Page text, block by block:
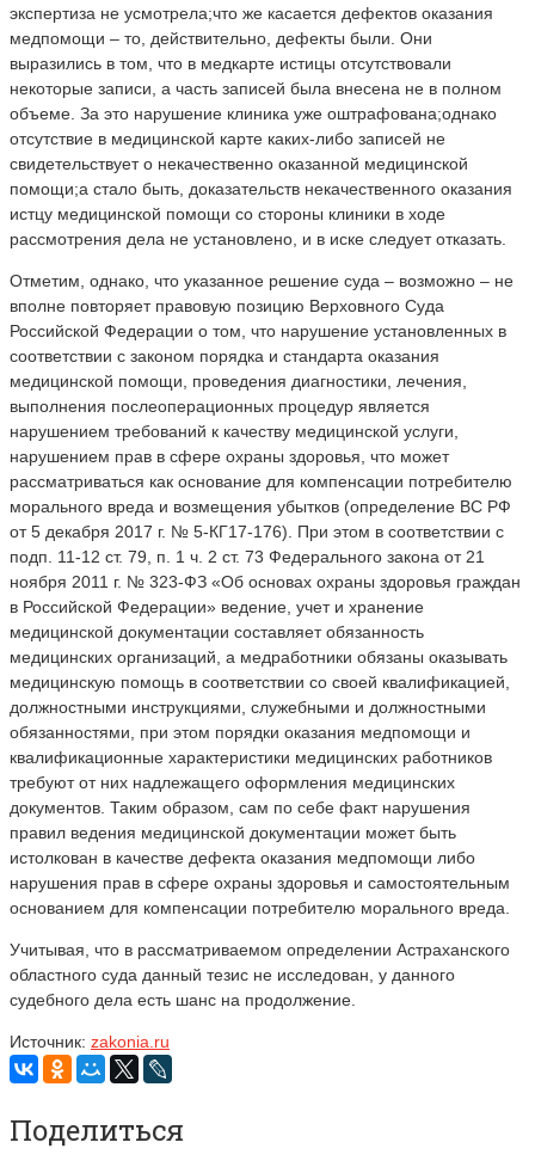
экспертиза не усмотрела;что же касается дефектов оказания
медпомощи – то, действительно, дефекты были. Они
выразились в том, что в медкарте истицы отсутствовали
некоторые записи, а часть записей была внесена не в полном
объеме. За это нарушение клиника уже оштрафована;однако
отсутствие в медицинской карте каких-либо записей не
свидетельствует о некачественно оказанной медицинской
помощи;а стало быть, доказательств некачественного оказания
истцу медицинской помощи со стороны клиники в ходе
рассмотрения дела не установлено, и в иске следует отказать.
Отметим, однако, что указанное решение суда – возможно – не
вполне повторяет правовую позицию Верховного Суда
Российской Федерации о том, что нарушение установленных в
соответствии с законом порядка и стандарта оказания
медицинской помощи, проведения диагностики, лечения,
выполнения послеоперационных процедур является
нарушением требований к качеству медицинской услуги,
нарушением прав в сфере охраны здоровья, что может
рассматриваться как основание для компенсации потребителю
морального вреда и возмещения убытков (определение ВС РФ
от 5 декабря 2017 г. № 5-КГ17-176). При этом в соответствии с
подп. 11-12 ст. 79, п. 1 ч. 2 ст. 73 Федерального закона от 21
ноября 2011 г. № 323-ФЗ «Об основах охраны здоровья граждан
в Российской Федерации» ведение, учет и хранение
медицинской документации составляет обязанность
медицинских организаций, а медработники обязаны оказывать
медицинскую помощь в соответствии со своей квалификацией,
должностными инструкциями, служебными и должностными
обязанностями, при этом порядки оказания медпомощи и
квалификационные характеристики медицинских работников
требуют от них надлежащего оформления медицинских
документов. Таким образом, сам по себе факт нарушения
правил ведения медицинской документации может быть
истолкован в качестве дефекта оказания медпомощи либо
нарушения прав в сфере охраны здоровья и самостоятельным
основанием для компенсации потребителю морального вреда.
Учитывая, что в рассматриваемом определении Астраханского
областного суда данный тезис не исследован, у данного
судебного дела есть шанс на продолжение.
Источник: zakonia.ru
Поделиться